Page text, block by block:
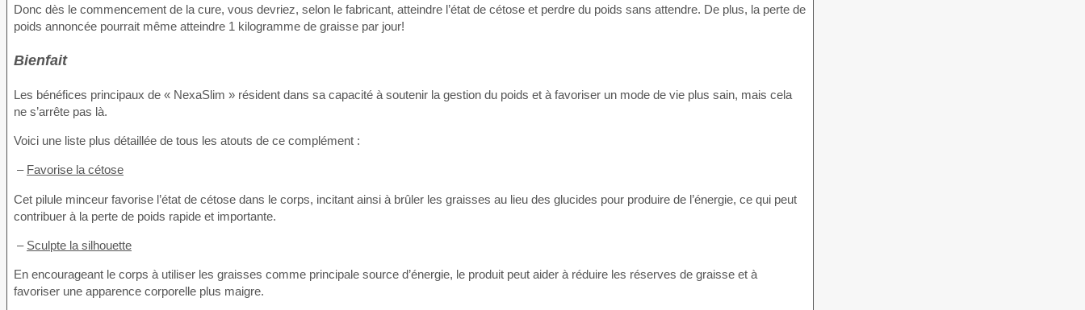
Donc dès le commencement de la cure, vous devriez, selon le fabricant, atteindre l’état de cétose et perdre du poids sans attendre. De plus, la perte de
poids annoncée pourrait même atteindre 1 kilogramme de graisse par jour!
Bienfait
Les bénéfices principaux de « NexaSlim » résident dans sa capacité à soutenir la gestion du poids et à favoriser un mode de vie plus sain, mais cela
ne s’arrête pas là.
Voici une liste plus détaillée de tous les atouts de ce complément :
– Favorise la cétose
Cet pilule minceur favorise l’état de cétose dans le corps, incitant ainsi à brûler les graisses au lieu des glucides pour produire de l’énergie, ce qui peut
contribuer à la perte de poids rapide et importante.
– Sculpte la silhouette
En encourageant le corps à utiliser les graisses comme principale source d’énergie, le produit peut aider à réduire les réserves de graisse et à
favoriser une apparence corporelle plus maigre.